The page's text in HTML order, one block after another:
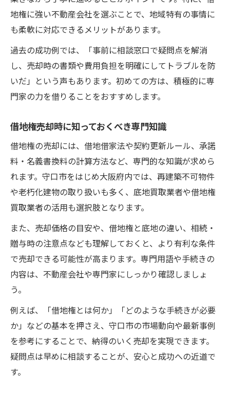
地権に強い不動産会社を選ぶことで、地域特有の事情に
も柔軟に対応できるメリットがあります。
過去の成功例では、「事前に相談窓口で疑問点を解消
し、売却時の書類や費用負担を明確にしてトラブルを防
いだ」という声もあります。初めての方は、積極的に専
門家の力を借りることをおすすめします。
借地権売却時に知っておくべき専門知識
借地権の売却には、借地借家法や契約更新ルール、承諾
料・名義書換料の計算方法など、専門的な知識が求めら
れます。守口市をはじめ大阪府内では、再建築不可物件
や老朽化建物の取り扱いも多く、底地買取業者や借地権
買取業者の活用も選択肢となります。
また、売却価格の目安や、借地権と底地の違い、相続・
贈与時の注意点なども理解しておくと、より有利な条件
で売却できる可能性が高まります。専門用語や手続きの
内容は、不動産会社や専門家にしっかり確認しましょ
う。
例えば、「借地権とは何か」「どのような手続きが必要
か」などの基本を押さえ、守口市の市場動向や最新事例
を参考にすることで、納得のいく売却を実現できます。
疑問点は早めに相談することが、安心と成功への近道で
す。